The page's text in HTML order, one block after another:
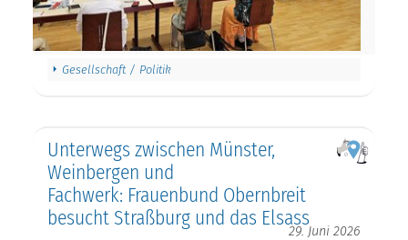
Gesellschaft / Politik
Unterwegs zwischen Münster,
Weinbergen und
Fachwerk: Frauenbund Obernbreit
besucht Straßburg und das Elsass
29. Juni 2026